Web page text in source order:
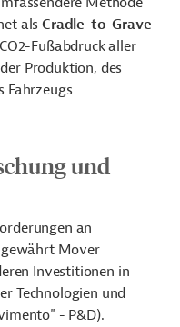
alsCradle-to-Grave
Fußabdruck aller
Produktion, des
Fahrzeugs
und
an
Mover
Investitionen in
Technologien und
- P&D).